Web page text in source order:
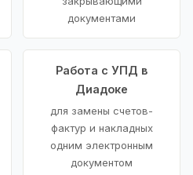
документами
Работа с УПД в
Диадоке
для замены счетов-
фактур и накладных
одним электронным
документом